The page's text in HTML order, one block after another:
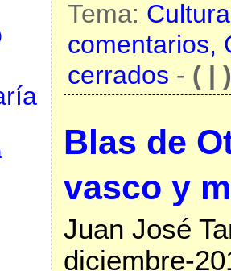
Tema:
comentarios,
cerrados - ( | )
Blas de
vasco y
Juan José
diciembre-